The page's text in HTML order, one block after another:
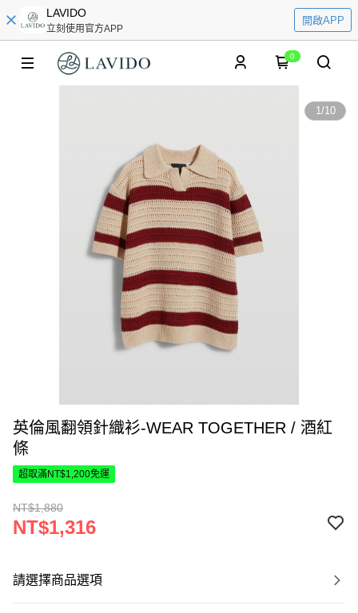
LAVIDO
立刻使用官方APP
開啟APP
0
1/10
英倫風翻領針織衫-WEAR TOGETHER / 酒紅
條
超取滿NT$1,200免運
NT$1,880
NT$1,316
請選擇商品選項